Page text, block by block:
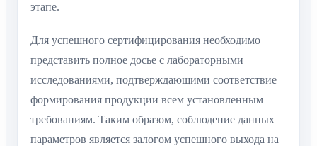
этапе.
Для успешного сертифицирования необходимо
представить полное досье с лабораторными
исследованиями, подтверждающими соответствие
формирования продукции всем установленным
требованиям. Таким образом, соблюдение данных
параметров является залогом успешного выхода на